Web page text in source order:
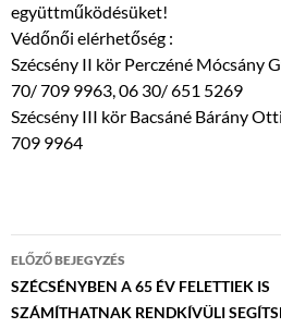
együttműködésüket!
Védőnői elérhetőség :
Szécsény II kör Perczéné Mócsány
70/ 709 9963, 06 30/ 651 5269
Szécsény III kör Bacsáné Bárány
709 9964
Bejegyzés
navigáció
ELŐZŐ BEJEGYZÉS
SZÉCSÉNYBEN A 65 ÉV FELETTIEK IS
SZÁMÍTHATNAK RENDKÍVÜLI